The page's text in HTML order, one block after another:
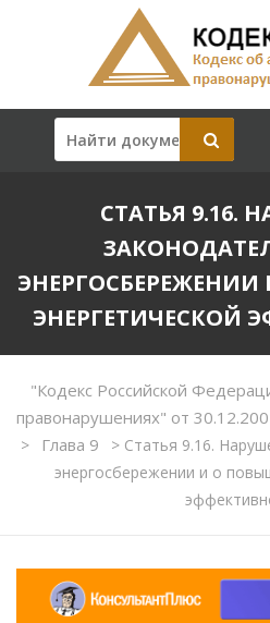
СТАТЬЯ 9.16.
ЭНЕРГЕТИЧЕСКОЙ
"Кодекс Российской
правонарушениях" от
> Глава 9 >Статья 9.16.
энергосбережении и о